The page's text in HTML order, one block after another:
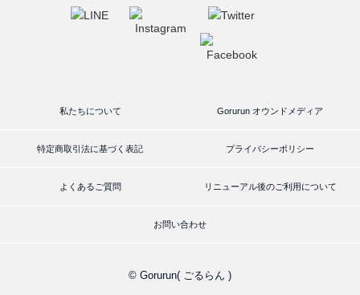
私たちについて Gorurun オウンドメディア
特定商取引法に基づく表記 プライバシーポリシー
よくあるご質問 リニューアル後のご利用について
お問い合わせ
© Gorurun( ごるらん )